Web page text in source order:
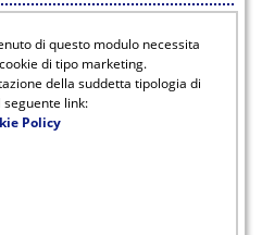
di questo modulo necessita
di tipo marketing.
della suddetta tipologia di
seguente link:
Policy